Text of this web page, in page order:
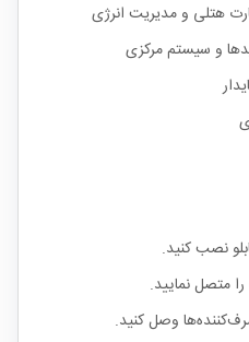
هتلی و مدیریت انرژی